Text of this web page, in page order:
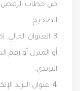
من خطاب الرفض
الصحيح.
3. العنوان
أو المنزل أو رقم
البريدي،
4. عنوان البريد